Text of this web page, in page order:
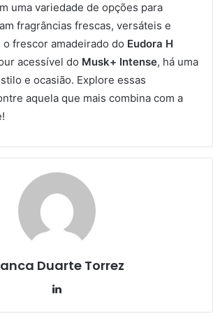
uma variedade de opções para
fragrâncias frescas, versáteis e
o frescor amadeirado do Eudora H
acessível do Musk+ Intense, há uma
e ocasião. Explore essas
aquela que mais combina com a
Duarte Torrez